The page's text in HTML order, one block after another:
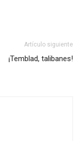
Artículo siguiente
¡Temblad, talibanes!